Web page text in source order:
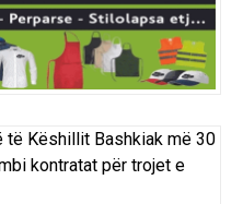
të Këshillit Bashkiak më 30
kontratat për trojet e